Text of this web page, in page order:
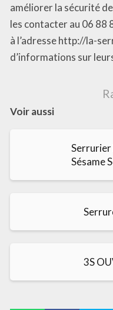
améliorer la sécurité
les contacter au 06 88
à l’adresse http://la-
d’informations sur
Voir aussi
Serrurier
Sésame
3S